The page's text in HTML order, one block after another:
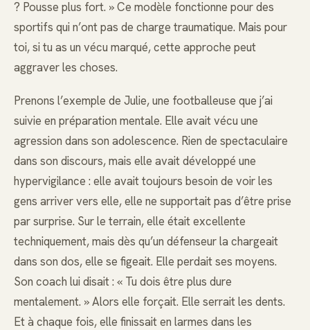
? Pousse plus fort. » Ce modèle fonctionne pour des
sportifs qui n’ont pas de charge traumatique. Mais pour
toi, si tu as un vécu marqué, cette approche peut
aggraver les choses.
Prenons l’exemple de Julie, une footballeuse que j’ai
suivie en préparation mentale. Elle avait vécu une
agression dans son adolescence. Rien de spectaculaire
dans son discours, mais elle avait développé une
hypervigilance : elle avait toujours besoin de voir les
gens arriver vers elle, elle ne supportait pas d’être prise
par surprise. Sur le terrain, elle était excellente
techniquement, mais dès qu’un défenseur la chargeait
dans son dos, elle se figeait. Elle perdait ses moyens.
Son coach lui disait : « Tu dois être plus dure
mentalement. » Alors elle forçait. Elle serrait les dents.
Et à chaque fois, elle finissait en larmes dans les